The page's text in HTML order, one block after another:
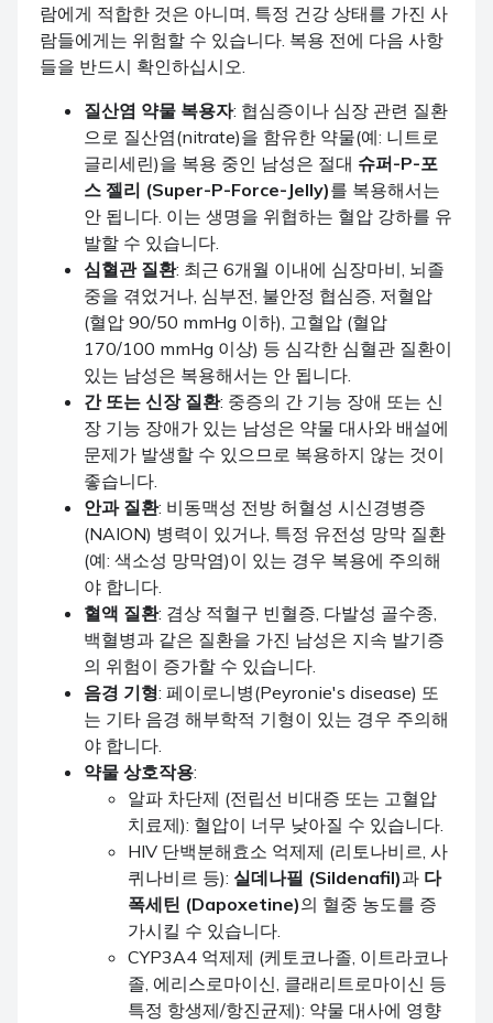
람에게 적합한 것은 아니며, 특정 건강 상태를 가진 사
람들에게는 위험할 수 있습니다. 복용 전에 다음 사항
들을 반드시 확인하십시오.
질산염 약물 복용자: 협심증이나 심장 관련 질환
으로 질산염(nitrate)을 함유한 약물(예: 니트로
글리세린)을 복용 중인 남성은 절대 슈퍼-P-포
스 젤리 (Super-P-Force-Jelly)를 복용해서는
안 됩니다. 이는 생명을 위협하는 혈압 강하를 유
발할 수 있습니다.
심혈관 질환: 최근 6개월 이내에 심장마비, 뇌졸
중을 겪었거나, 심부전, 불안정 협심증, 저혈압
(혈압 90/50 mmHg 이하), 고혈압 (혈압
170/100 mmHg 이상) 등 심각한 심혈관 질환이
있는 남성은 복용해서는 안 됩니다.
간 또는 신장 질환: 중증의 간 기능 장애 또는 신
장 기능 장애가 있는 남성은 약물 대사와 배설에
문제가 발생할 수 있으므로 복용하지 않는 것이
좋습니다.
안과 질환: 비동맥성 전방 허혈성 시신경병증
(NAION) 병력이 있거나, 특정 유전성 망막 질환
(예: 색소성 망막염)이 있는 경우 복용에 주의해
야 합니다.
혈액 질환: 겸상 적혈구 빈혈증, 다발성 골수종,
백혈병과 같은 질환을 가진 남성은 지속 발기증
의 위험이 증가할 수 있습니다.
음경 기형: 페이로니병(Peyronie's disease) 또
는 기타 음경 해부학적 기형이 있는 경우 주의해
야 합니다.
약물 상호작용:
알파 차단제 (전립선 비대증 또는 고혈압
치료제): 혈압이 너무 낮아질 수 있습니다.
HIV 단백분해효소 억제제 (리토나비르, 사
퀴나비르 등): 실데나필 (Sildenafil)과 다
폭세틴 (Dapoxetine)의 혈중 농도를 증
가시킬 수 있습니다.
CYP3A4 억제제 (케토코나졸, 이트라코나
졸, 에리스로마이신, 클래리트로마이신 등
특정 항생제/항진균제): 약물 대사에 영향